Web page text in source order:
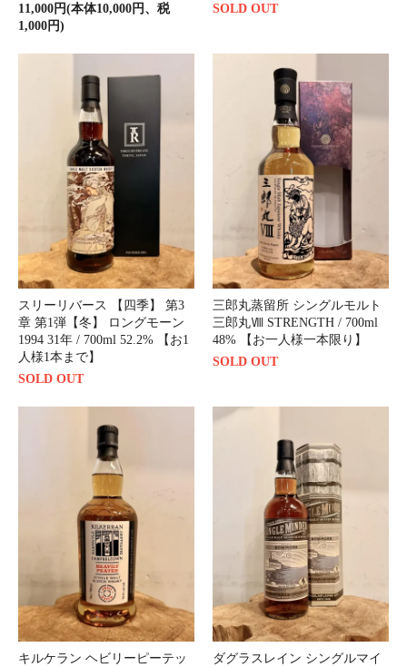
11,000円(本体10,000円、税
1,000円)
SOLD OUT
スリーリバース 【四季】 第3
章 第1弾【冬】 ロングモーン
1994 31年 / 700ml 52.2% 【お1
人様1本まで】
SOLD OUT
三郎丸蒸留所 シングルモルト
三郎丸Ⅷ STRENGTH / 700ml
48% 【お一人様一本限り】
SOLD OUT
キルケラン ヘビリーピーテッ
ダグラスレイン シングルマイ